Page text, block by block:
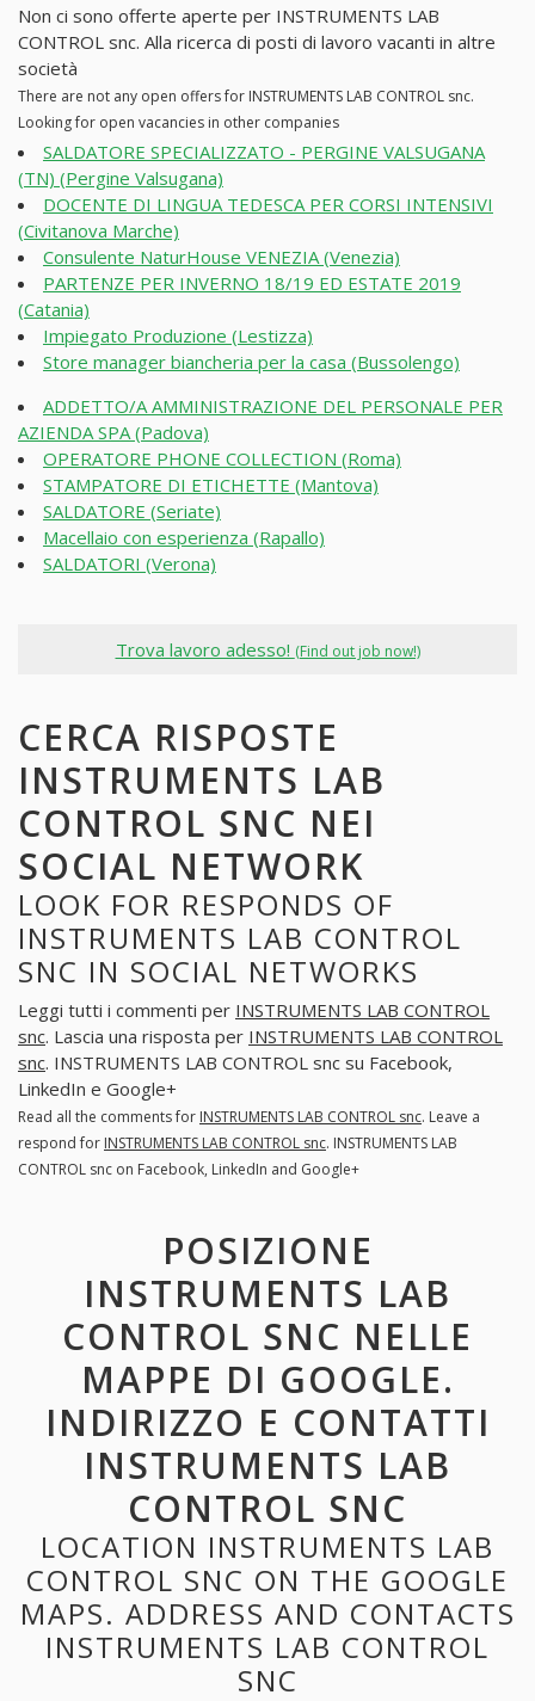
Non ci sono offerte aperte per INSTRUMENTS LAB
CONTROL snc. Alla ricerca di posti di lavoro vacanti in altre
società
There are not any open offers for INSTRUMENTS LAB CONTROL snc.
Looking for open vacancies in other companies
SALDATORE SPECIALIZZATO - PERGINE VALSUGANA
(TN) (Pergine Valsugana)
DOCENTE DI LINGUA TEDESCA PER CORSI INTENSIVI
(Civitanova Marche)
Consulente NaturHouse VENEZIA (Venezia)
PARTENZE PER INVERNO 18/19 ED ESTATE 2019
(Catania)
Impiegato Produzione (Lestizza)
Store manager biancheria per la casa (Bussolengo)
ADDETTO/A AMMINISTRAZIONE DEL PERSONALE PER
AZIENDA SPA (Padova)
OPERATORE PHONE COLLECTION (Roma)
STAMPATORE DI ETICHETTE (Mantova)
SALDATORE (Seriate)
Macellaio con esperienza (Rapallo)
SALDATORI (Verona)
Trova lavoro adesso! (Find out job now!)
CERCA RISPOSTE
INSTRUMENTS LAB
CONTROL SNC NEI
SOCIAL NETWORK
LOOK FOR RESPONDS OF
INSTRUMENTS LAB CONTROL
SNC IN SOCIAL NETWORKS
Leggi tutti i commenti per INSTRUMENTS LAB CONTROL
snc. Lascia una risposta per INSTRUMENTS LAB CONTROL
snc. INSTRUMENTS LAB CONTROL snc su Facebook,
LinkedIn e Google+
Read all the comments for INSTRUMENTS LAB CONTROL snc. Leave a
respond for INSTRUMENTS LAB CONTROL snc. INSTRUMENTS LAB
CONTROL snc on Facebook, LinkedIn and Google+
POSIZIONE
INSTRUMENTS LAB
CONTROL SNC NELLE
MAPPE DI GOOGLE.
INDIRIZZO E CONTATTI
INSTRUMENTS LAB
CONTROL SNC
LOCATION INSTRUMENTS LAB
CONTROL SNC ON THE GOOGLE
MAPS. ADDRESS AND CONTACTS
INSTRUMENTS LAB CONTROL
SNC